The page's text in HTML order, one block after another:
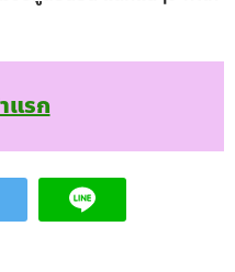
แรก